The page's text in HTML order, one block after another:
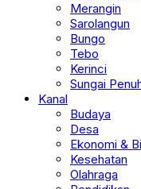
Merangin
Sarolangun
Bungo
Tebo
Kerinci
Sungai
Kanal
Budaya
Desa
Ekonomi &
Kesehatan
Olahraga